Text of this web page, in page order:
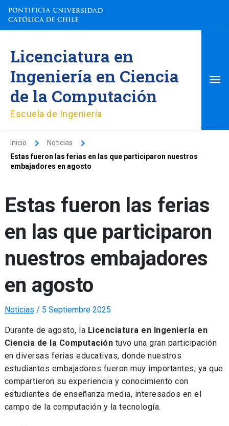
contenido
Licenciatura en
Ingeniería en Ciencia
de la Computación
Escuela de Ingeniería
Inicio
Noticias
Estas fueron las ferias en las que participaron nuestros
embajadores en agosto
Estas fueron las ferias
en las que participaron
nuestros embajadores
en agosto
Noticias / 5 Septiembre 2025
Durante de agosto, la Licenciatura en Ingeniería en
Ciencia de la Computación tuvo una gran participación
en diversas ferias educativas, donde nuestros
estudiantes embajadores fueron muy importantes, ya que
compartieron su experiencia y conocimiento con
estudiantes de enseñanza media, interesados en el
campo de la computación y la tecnología.